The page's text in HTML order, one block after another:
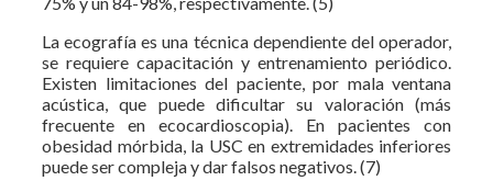
La ecografía es una técnica dependiente del operador,
se requiere capacitación y entrenamiento periódico.
Existen limitaciones del paciente, por mala ventana
acústica, que puede dificultar su valoración (más
frecuente en ecocardioscopia). En pacientes con
obesidad mórbida, la USC en extremidades inferiores
puede ser compleja y dar falsos negativos. (7)